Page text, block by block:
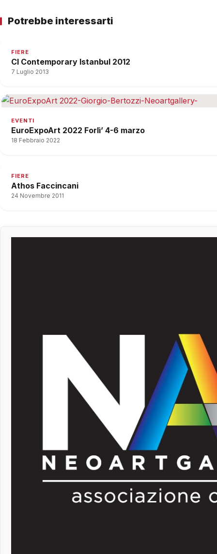
Potrebbe interessarti
FIERE
CI Contemporary Istanbul 2012
7 Luglio 2013
EVENTI
EuroExpoArt 2022 Forlì’ 4-6 marzo
18 Febbraio 2022
FIERE
Athos Faccincani
24 Novembre 2011